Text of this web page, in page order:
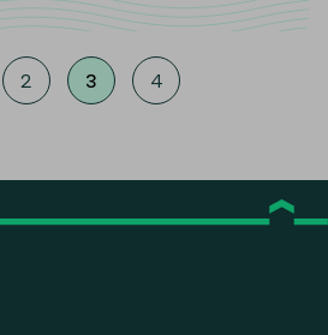
2 3 4